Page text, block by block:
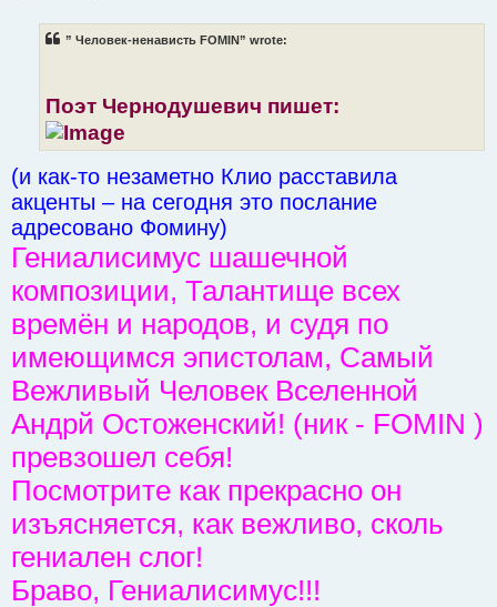
” Человек-ненависть FOMIN” wrote:
Поэт Чернодушевич пишет:
(и как-то незаметно Клио расставила
акценты – на сегодня это послание
адресовано Фомину)
Гениалисимус шашечной
композиции, Талантище всех
времён и народов, и судя по
имеющимся эпистолам, Самый
Вежливый Человек Вселенной
Андрй Остоженский! (ник - FOMIN )
превзошел себя!
Посмотрите как прекрасно он
изъясняется, как вежливо, сколь
гениален слог!
Браво, Гениалисимус!!!